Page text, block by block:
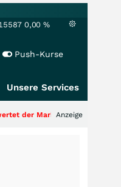
0,00 %
Push-Kurse
Unsere Services
noch immer nur die Hälfte
Anzeige